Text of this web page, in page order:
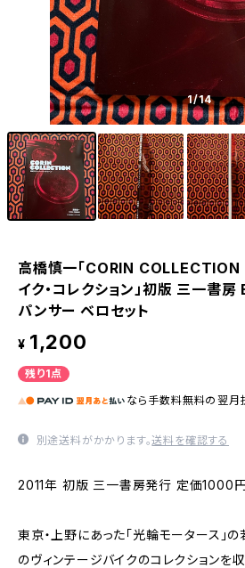
1/14
高橋慎一「CORIN COLLECTION
イク・コレクション」初版 三一
パンサー ベロセット
¥ 1,200
残り1点
なら 手数料無料の 翌月
別途送料がかかります。送料を確認する
2011年 初版 三一書房発行 定価1000
東京・上野にあった「光輪モータース」
のヴィンテージバイクのコレクションを